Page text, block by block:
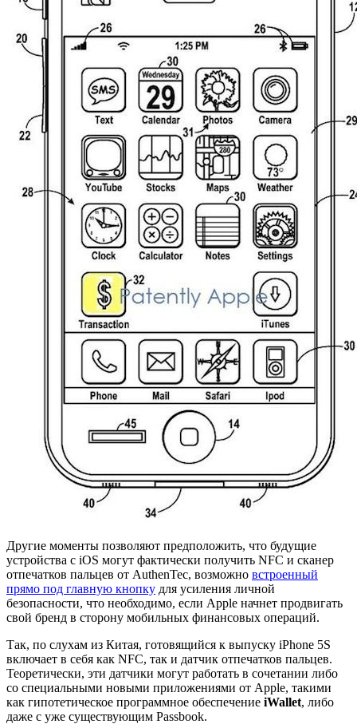
Другие моменты позволяют предположить, что будущие
устройства с iOS могут фактически получить NFC и сканер
отпечатков пальцев от AuthenTec, возможно встроенный
прямо под главную кнопку для усиления личной
безопасности, что необходимо, если Apple начнет продвигать
свой бренд в сторону мобильных финансовых операций.
Так, по слухам из Китая, готовящийся к выпуску iPhone 5S
включает в себя как NFC, так и датчик отпечатков пальцев.
Теоретически, эти датчики могут работать в сочетании либо
со специальными новыми приложениями от Apple, такими
как гипотетическое программное обеспечение iWallet, либо
даже с уже существующим Passbook.